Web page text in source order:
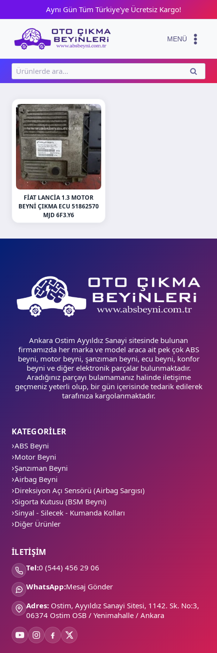
content
Aynı Gün Tüm Türkiye'ye Ücretsiz Kargo!
MENÜ
Ara:
ARA
FIAT LANCIA 1.3 MOTOR
BEYNI ÇIKMA ECU 51862570
MJD 6F3.Y6
Ankara Ostim Ayyıldız Sanayi sitesinde bulunan
firmamızda her marka ve model araca ait pek çok ABS
beyni, motor beyni, şanzıman beyni, ecu beyni, konfor
beyni ve diğer elektronik parçalar bulunmaktadır.
Aradığınız parçayı bulamamanız halinde iletişime
geçmeniz yeterli olup, bir gün içerisinde tedarik edilerek
tarafınıza kargolanmaktadır.
KATEGORİLER
ABS Beyni
Motor Beyni
Şanzıman Beyni
Airbag Beyni
Direksiyon Açı Sensörü (Airbag Sargısı)
Sigorta Kutusu (BSM Beyni)
Sinyal - Silecek - Kumanda Kolları
Diğer Ürünler
İLETİŞİM
Tel:0 (544) 456 29 06
WhatsApp:Mesaj Gönder
Adres: Ostim, Ayyıldız Sanayi Sitesi, 1142. Sk. No:3,
06374 Ostim OSB / Yenimahalle / Ankara